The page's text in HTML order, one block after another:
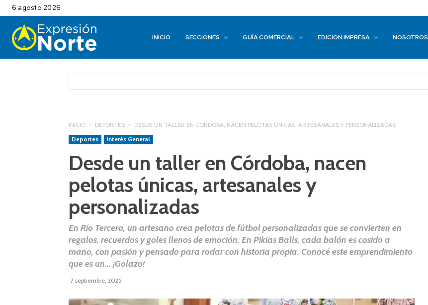
6 agosto 2026
INICIO SECCIONES GUÍA COMERCIAL EDICIÓN IMPRESA NOSOTROS
INICIO DEPORTES
DESDE UN TALLER EN CÓRDOBA, NACEN PELOTAS ÚNICAS, ARTESANALES Y PERSONALIZADAS
Deportes
Interés General
Desde un taller en Córdoba, nacen
pelotas únicas, artesanales y
personalizadas
En Río Tercero, un artesano crea pelotas de fútbol personalizadas que se convierten en
regalos, recuerdos y goles llenos de emoción. En Pikias Balls, cada balón es cosido a
mano, con pasión y pensado para rodar con historia propia. Conocé este emprendimiento
que es un... ¡Golazo!
7 septiembre, 2025